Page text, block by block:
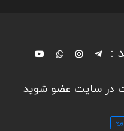
:
در سایت عضو شوید